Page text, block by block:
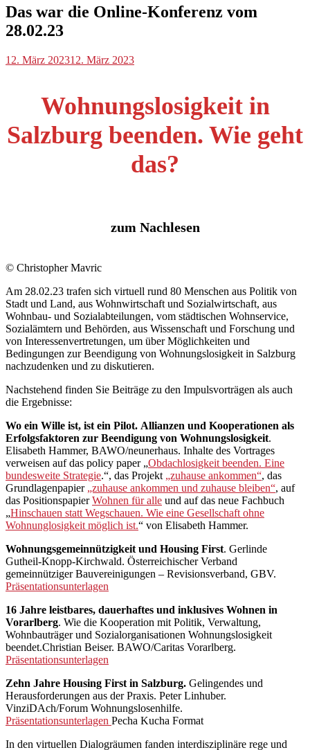
Blog,
Veranstaltungen
Das war die Online-Konferenz vom
28.02.23
p.geschwendtner
12. März 202312. März 2023
Wohnungslosigkeit in
Salzburg beenden. Wie geht
das?
zum Nachlesen
© Christopher Mavric
Am 28.02.23 trafen sich virtuell rund 80 Menschen aus Politik von
Stadt und Land, aus Wohnwirtschaft und Sozialwirtschaft, aus
Wohnbau- und Sozialabteilungen, vom städtischen Wohnservice,
Sozialämtern und Behörden, aus Wissenschaft und Forschung und
von Interessenvertretungen, um über Möglichkeiten und
Bedingungen zur Beendigung von Wohnungslosigkeit in Salzburg
nachzudenken und zu diskutieren.
Nachstehend finden Sie Beiträge zu den Impulsvorträgen als auch
die Ergebnisse:
Wo ein Wille ist, ist ein Pilot. Allianzen und Kooperationen als
Erfolgsfaktoren zur Beendigung von Wohnungslosigkeit.
Elisabeth Hammer, BAWO/neunerhaus. Inhalte des Vortrages
verweisen auf das policy paper „Obdachlosigkeit beenden. Eine
bundesweite Strategie.“, das Projekt „zuhause ankommen“, das
Grundlagenpapier „zuhause ankommen und zuhause bleiben“, auf
das PositionspapierWohnen für alle und auf das neue Fachbuch
„Hinschauen statt Wegschauen. Wie eine Gesellschaft ohne
Wohnunglosigkeit möglich ist.“ von Elisabeth Hammer.
Wohnungsgemeinnützigkeit und Housing First. Gerlinde
Gutheil-Knopp-Kirchwald. Österreichischer Verband
gemeinnütziger Bauvereinigungen – Revisionsverband, GBV.
Präsentationsunterlagen
16 Jahre leistbares, dauerhaftes und inklusives Wohnen in
Vorarlberg. Wie die Kooperation mit Politik, Verwaltung,
Wohnbauträger und Sozialorganisationen Wohnungslosigkeit
beendet.Christian Beiser. BAWO/Caritas Vorarlberg.
Präsentationsunterlagen
Zehn Jahre Housing First in Salzburg. Gelingendes und
Herausforderungen aus der Praxis. Peter Linhuber.
VinziDAch/Forum Wohnungslosenhilfe.
Präsentationsunterlagen Pecha Kucha Format
In den virtuellen Dialogräumen fanden interdisziplinäre rege und